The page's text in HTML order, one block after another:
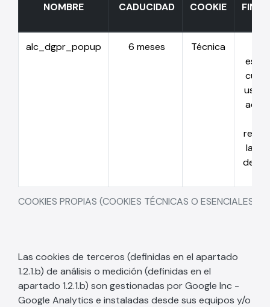
COOKIES PROPIAS (COOKIES TÉCNICAS O ESENCIALES)
NOMBRE CADUCIDAD
COOKIE
alc_dgpr_popup 6 meses Técnica
la
de
Las cookies de terceros (definidas en el apartado
1.2.1.b) de análisis o medición (definidas en el
apartado 1.2.1.b) son gestionadas por Google Inc -
Google Analytics e instaladas desde sus equipos y/o